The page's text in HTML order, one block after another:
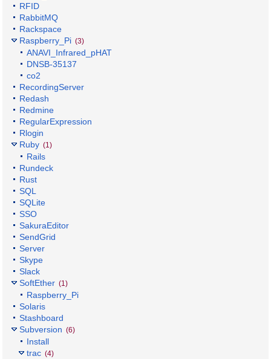
RFID
RabbitMQ
Rackspace
Raspberry_Pi (3)
ANAVI_Infrared_pHAT
DNSB-35137
co2
RecordingServer
Redash
Redmine
RegularExpression
Rlogin
Ruby (1)
Rails
Rundeck
Rust
SQL
SQLite
SSO
SakuraEditor
SendGrid
Server
Skype
Slack
SoftEther (1)
Raspberry_Pi
Solaris
Stashboard
Subversion (6)
Install
trac (4)